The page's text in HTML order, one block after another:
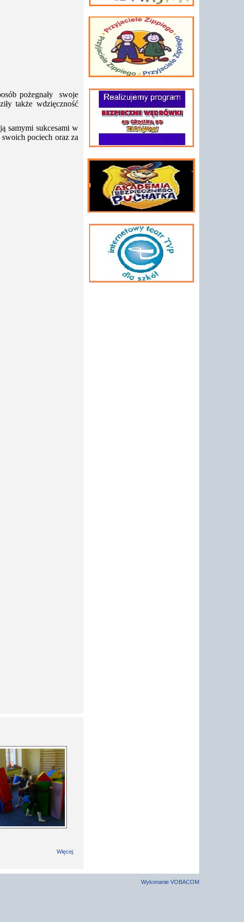
pożegnały swoje
także wdzięczność
samymi sukcesami w
pociech oraz za
Więcej
Wykonanie VOBACOM